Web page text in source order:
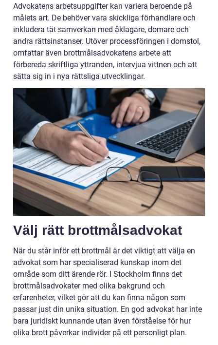
Advokatens arbetsuppgifter kan variera beroende på
målets art. De behöver vara skickliga förhandlare och
inkludera tät samverkan med åklagare, domare och
andra rättsinstanser. Utöver processföringen i domstol,
omfattar även brottmålsadvokatens arbete att
förbereda skriftliga yttranden, intervjua vittnen och att
sätta sig in i nya rättsliga utvecklingar.
Välj rätt brottmålsadvokat
När du står inför ett brottmål är det viktigt att välja en
advokat som har specialiserad kunskap inom det
område som ditt ärende rör. I Stockholm finns det
brottmålsadvokater med olika bakgrund och
erfarenheter, vilket gör att du kan finna någon som
passar just din unika situation. En god advokat har inte
bara juridiskt kunnande utan även förståelse för hur
olika brott påverkar individer på ett personligt plan.